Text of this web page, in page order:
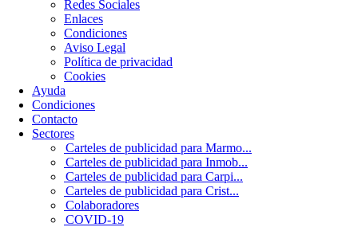
Redes Sociales
Enlaces
Condiciones
Aviso Legal
Política de privacidad
Cookies
Ayuda
Condiciones
Contacto
Sectores
Carteles de publicidad para Marmo...
Carteles de publicidad para Inmob...
Carteles de publicidad para Carpi...
Carteles de publicidad para Crist...
Colaboradores
COVID-19